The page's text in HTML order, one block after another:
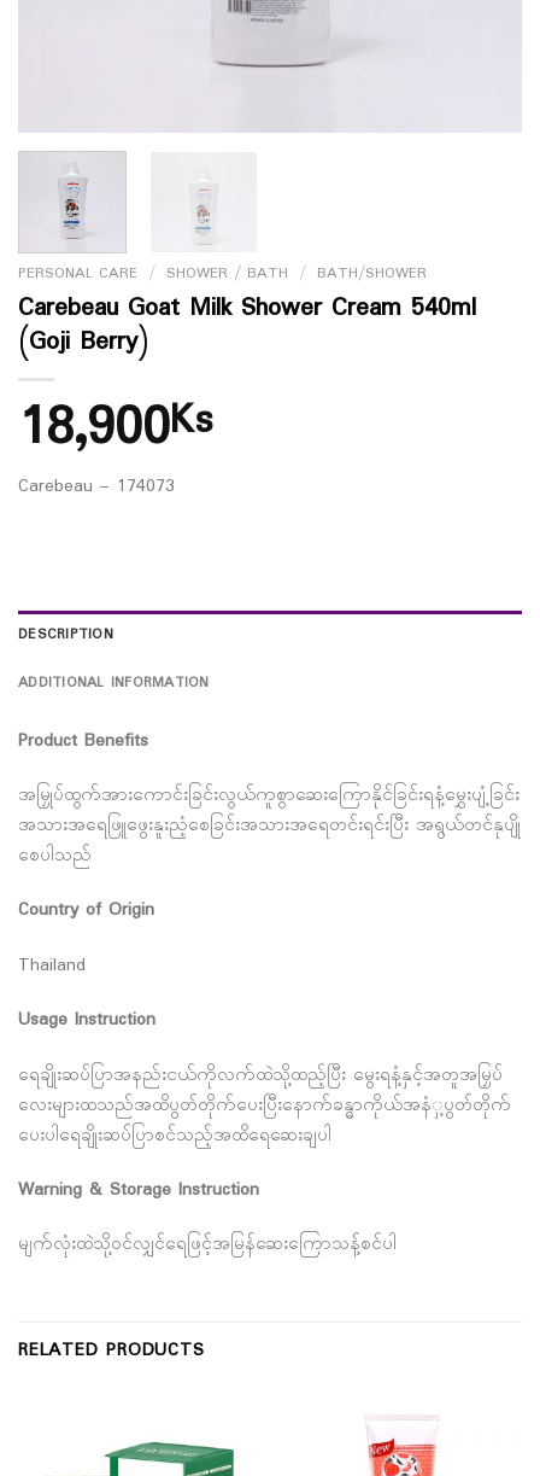
PERSONAL CARE / SHOWER / BATH / BATH/SHOWER
Carebeau Goat Milk Shower Cream 540ml
(Goji Berry)
18,900Ks
Carebeau – 174073
DESCRIPTION
ADDITIONAL INFORMATION
Product Benefits
အမြှုပ်ထွက်အားကောင်းခြင်းလွယ်ကူစွာဆေးကြောနိုင်ခြင်းရနံ့မွှေးပျံ့ခြင်း
အသားအရေဖြူဖွေးနူးညံ့စေခြင်းအသားအရေတင်းရင်းပြီး အရွယ်တင်နုပျို
စေပါသည်
Country of Origin
Thailand
Usage Instruction
ရေချိုးဆပ်ပြာအနည်းငယ်ကိုလက်ထဲသို့ထည့်ပြီး မွေးရနံ့နှင့်အတူအမြှပ်
လေးများထသည်အထိပွတ်တိုက်ပေးပြီးနောက်ခန္ဓာကိုယ်အနံှ့ပွတ်တိုက်
ပေးပါရေချိုးဆပ်ပြာစင်သည့်အထိရေဆေးချပါ
Warning & Storage Instruction
မျက်လုံးထဲသို့ဝင်လျှင်ရေဖြင့်အမြန်ဆေးကြောသန့်စင်ပါ
RELATED PRODUCTS